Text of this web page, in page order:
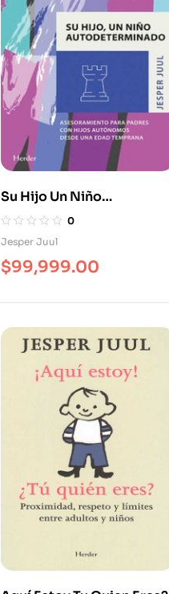
Su Hijo Un Niño
Autodeterminado
Asesoramiento Para
Autónomos Desde Una
0
Jesper Juul
$99,999.00